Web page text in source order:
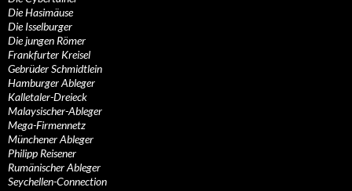
Die Hasimäuse
Die Isselburger
Die jungen Römer
Frankfurter Kreisel
Gebrüder Schmidtlein
Hamburger Ableger
Kalletaler-Dreieck
Malaysischer-Ableger
Mega-Firmennetz
Münchener Ableger
Philipp Reisener
Rumänischer Ableger
Seychellen-Connection